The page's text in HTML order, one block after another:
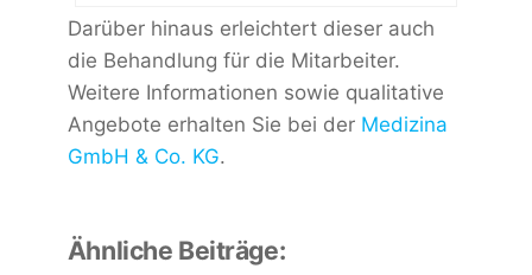
Darüber hinaus erleichtert dieser auch
die Behandlung für die Mitarbeiter.
Weitere Informationen sowie qualitative
Angebote erhalten Sie bei der Medizina
GmbH & Co. KG.
Ähnliche Beiträge: